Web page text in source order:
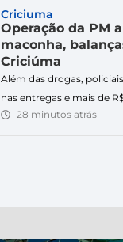
localizou o suspeito e […]
Criciuma
Operação da PM
maconha,
Criciúma
Além das drogas,
nas entregas e mais de
A operação realizada
28 minutos atrás